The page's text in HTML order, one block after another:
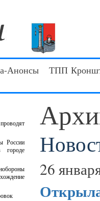
Анонсы ТПП
России
городе
26